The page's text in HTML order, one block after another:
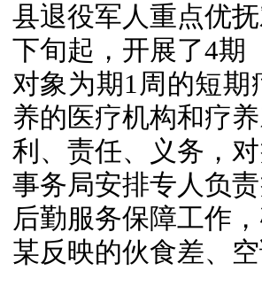
县退役军人重点优
下旬起，开展了4期
对象为期1周的短
养的医疗机构和疗
利、责任、义务，
事务局安排专人负
后勤服务保障工作
某反映的伙食差、